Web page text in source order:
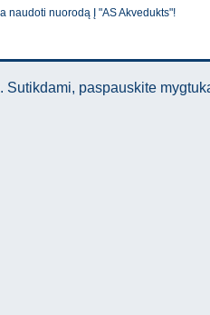
naudoti nuorodą Į "AS Akvedukts"!
paspauskite